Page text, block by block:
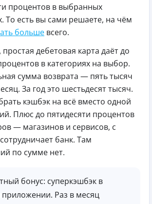
процентов в выбранных
То есть вы сами решаете, на чём
больше всего.
дебетовая карта даёт до
в категориях на выбор.
сумма возврата — пять тысяч
За год это шестьдесят тысяч.
кэшбэк на всё вместо одной
Плюс до пятидесяти процентов
— магазинов и сервисов, с
банк. Там
по сумме нет.
бонус: суперкэшбэк в
Раз в месяц